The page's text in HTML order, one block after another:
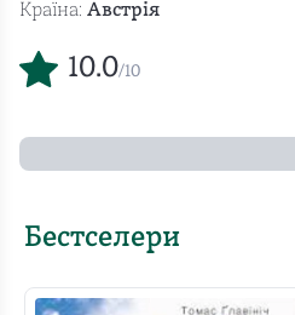
Країна: Австрія
10.0/10
Бестселери